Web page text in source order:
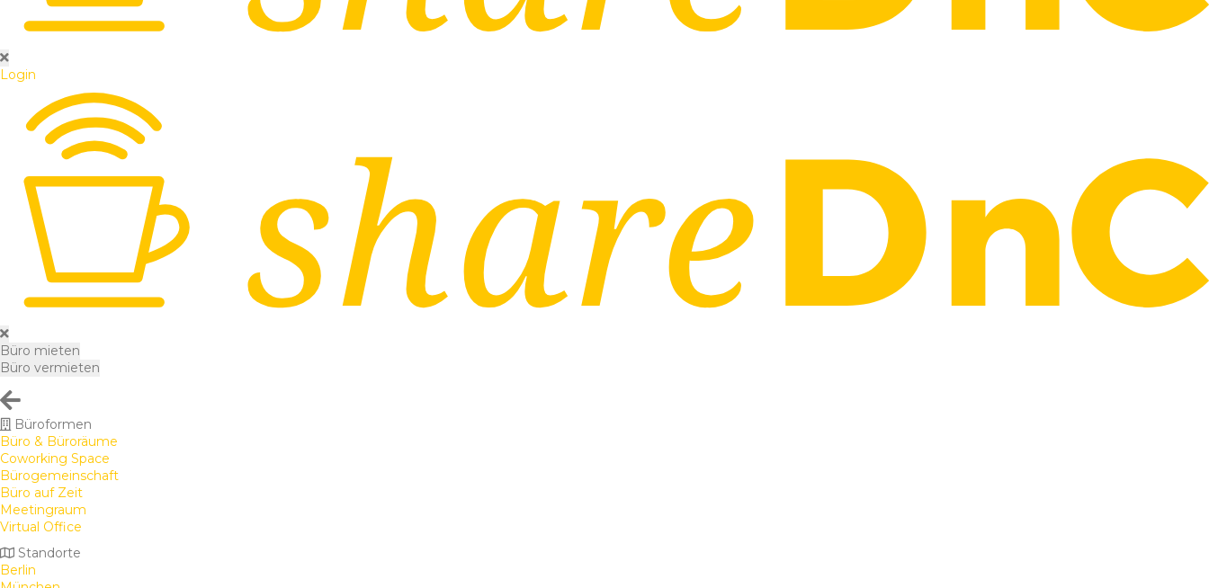
Login
Büro mieten
Büro vermieten
Büroformen
Büro & Büroräume
Coworking Space
Bürogemeinschaft
Büro auf Zeit
Meetingraum
Virtual Office
Standorte
Berlin